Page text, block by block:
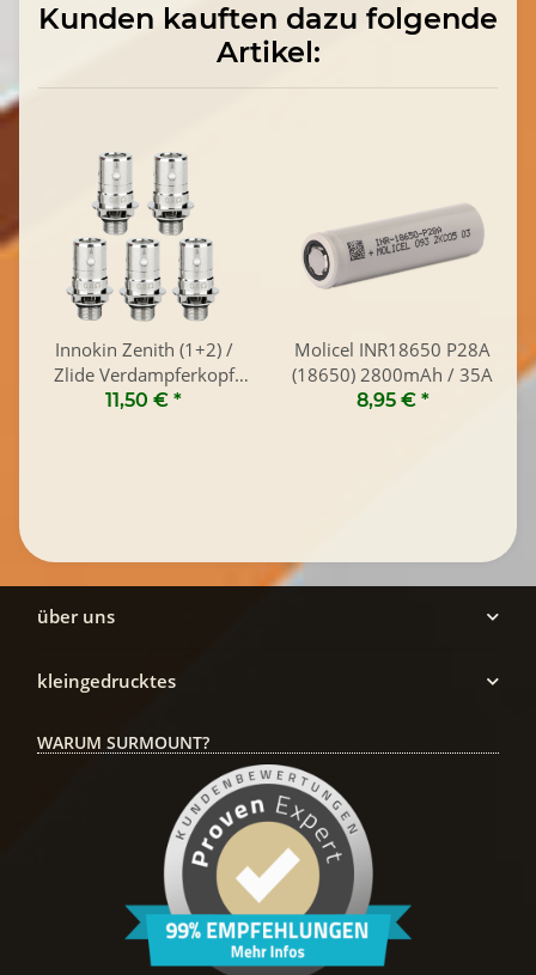
Kunden kauften dazu folgende
Artikel:
Innokin Zenith (1+2) /
Zlide Verdampferkopf
(5er Pack)
11,50 € *
Molicel INR18650 P28A
(18650) 2800mAh / 35A
8,95 € *
über uns
kleingedrucktes
WARUM SURMOUNT?